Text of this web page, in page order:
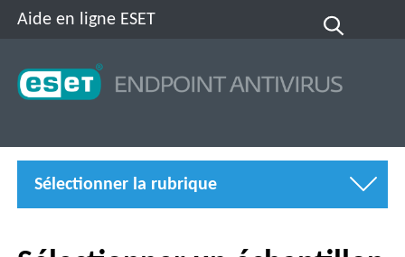
Aide en ligne ESET
Sélectionner la rubrique